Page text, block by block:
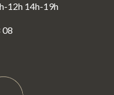
12h 14h-19h
08